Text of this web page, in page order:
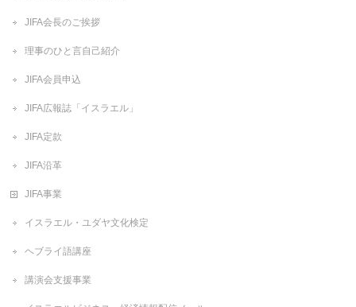
JIFA会長のご挨拶
理事のひと言自己紹介
JIFA会員申込
JIFA広報誌「イスラエル」
JIFA定款
JIFA沿革
JIFA事業
イスラエル・ユダヤ文化検定
ヘブライ語講座
講演会支援事業